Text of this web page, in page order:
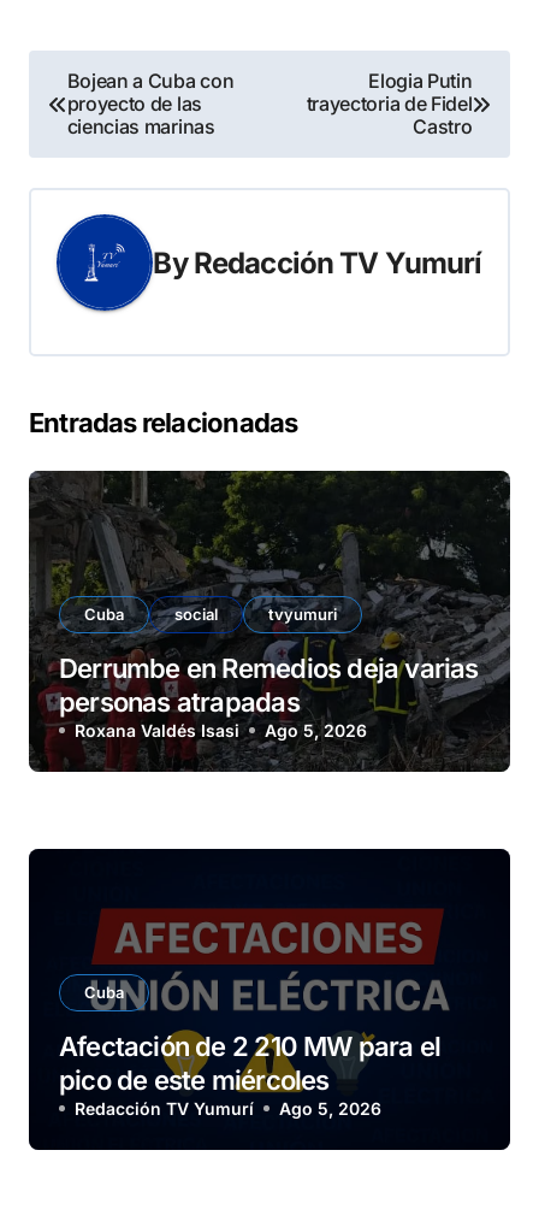
Navegación
de
entradas
Bojean a Cuba con
proyecto de las
ciencias marinas
Elogia Putin
trayectoria de Fidel
Castro
ByRedacción TV Yumurí
Entradas relacionadas
Cuba social tvyumuri
Derrumbe en Remedios deja varias
personas atrapadas
Roxana Valdés Isasi Ago 5, 2026
Cuba
Afectación de 2 210 MW para el
pico de este miércoles
Redacción TV Yumurí Ago 5, 2026